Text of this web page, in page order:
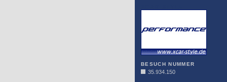
BESUCH NUMMER
35.934.150